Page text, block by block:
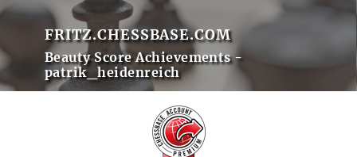
FRITZ.CHESSBASE.COM
Beauty Score Achievements -
patrik_heidenreich